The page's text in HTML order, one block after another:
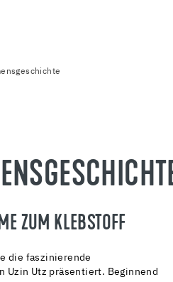
ZUM KLEBSTOFF
die faszinierende
Uzin Utz präsentiert. Beginnend